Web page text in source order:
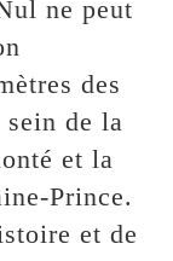
ne peut
des
de la
et la
Prince.
et de